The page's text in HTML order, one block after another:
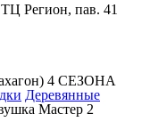
Регион, пав. 41
4 СЕЗОНА
Деревянные
Мастер 2